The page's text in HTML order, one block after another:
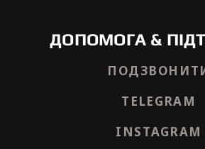
ДОПОМОГА &
TELEGRAM
INSTAGRAM